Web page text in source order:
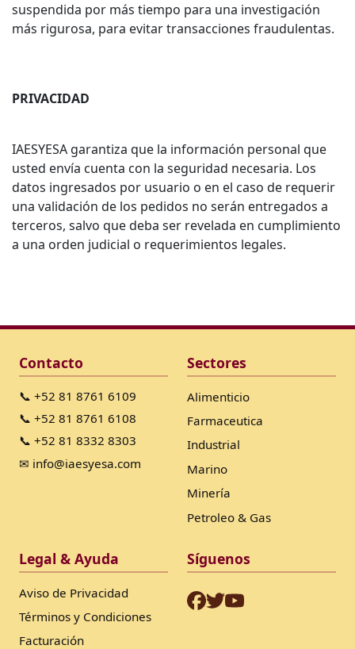
suspendida por más tiempo para una investigación
más rigurosa, para evitar transacciones fraudulentas.
PRIVACIDAD
IAESYESA garantiza que la información personal que
usted envía cuenta con la seguridad necesaria. Los
datos ingresados por usuario o en el caso de requerir
una validación de los pedidos no serán entregados a
terceros, salvo que deba ser revelada en cumplimiento
a una orden judicial o requerimientos legales.
Contacto
📞 +52 81 8761 6109
📞 +52 81 8761 6108
📞 +52 81 8332 8303
✉ info@iaesyesa.com
Sectores
Alimenticio
Farmaceutica
Industrial
Marino
Minería
Petroleo & Gas
Legal & Ayuda
Aviso de Privacidad
Términos y Condiciones
Facturación
Síguenos